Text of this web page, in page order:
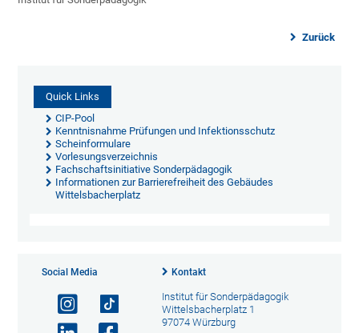
Zurück
Quick Links
CIP-Pool
Kenntnisnahme Prüfungen und Infektionsschutz
Scheinformulare
Vorlesungsverzeichnis
Fachschaftsinitiative Sonderpädagogik
Informationen zur Barrierefreiheit des Gebäudes
Wittelsbacherplatz
Social Media Kontakt
Institut für Sonderpädagogik
Wittelsbacherplatz 1
97074 Würzburg